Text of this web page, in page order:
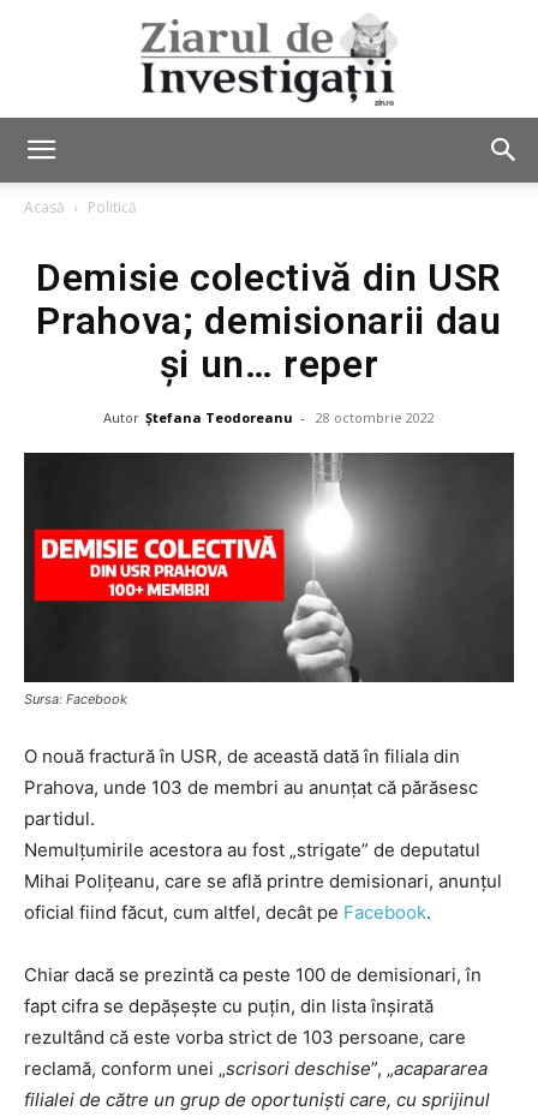
de
Investigații
Acasă Politică
Demisie colectivă din USR
Prahova; demisionarii dau
și un… reper
Autor Ștefana Teodoreanu - 28 octombrie 2022
Sursa: Facebook
O nouă fractură în USR, de această dată în filiala din
Prahova, unde 103 de membri au anunțat că părăsesc
partidul.
Nemulțumirile acestora au fost „strigate” de deputatul
Mihai Polițeanu, care se află printre demisionari, anunțul
oficial fiind făcut, cum altfel, decât pe Facebook.
Chiar dacă se prezintă ca peste 100 de demisionari, în
fapt cifra se depășește cu puțin, din lista înșirată
rezultând că este vorba strict de 103 persoane, care
reclamă, conform unei „scrisori deschise”, „acapararea
filialei de către un grup de oportuniști care, cu sprijinul